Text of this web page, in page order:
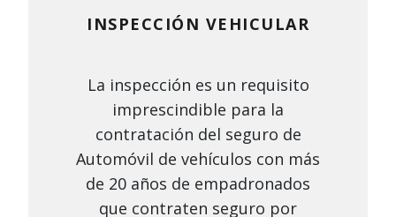
INSPECCIÓN VEHICULAR
La inspección es un requisito
imprescindible para la
contratación del seguro de
Automóvil de vehículos con más
de 20 años de empadronados
que contraten seguro por